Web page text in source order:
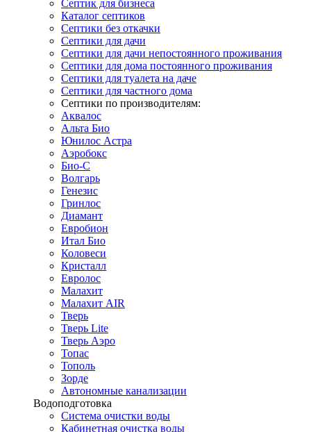
Септик для бизнеса
Каталог септиков
Септики без откачки
Септики для дачи
Септики для дачи непостоянного проживания
Септики для дома постоянного проживания
Септики для туалета на даче
Септики для частного дома
Септики по производителям:
Аквалос
Альта Био
Юнилос Астра
Аэробокс
Био-С
Волгарь
Генезис
Гринлос
Диамант
Евробион
Итал Био
Коловеси
Кристалл
Евролос
Малахит
Малахит AIR
Тверь
Тверь Lite
Тверь Аэро
Топас
Тополь
Зорде
Автономные канализации
Водоподготовка
Система очистки воды
Кабинетная очистка воды